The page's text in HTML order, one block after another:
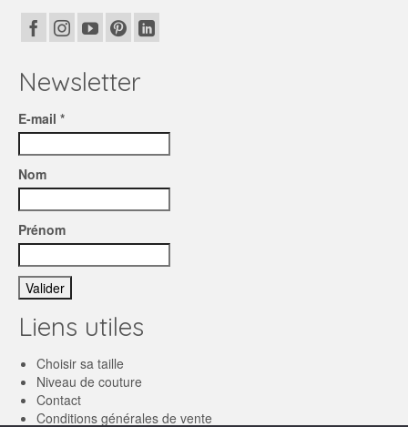
Newsletter
E-mail *
Nom
Prénom
Liens utiles
Choisir sa taille
Niveau de couture
Contact
Conditions générales de vente